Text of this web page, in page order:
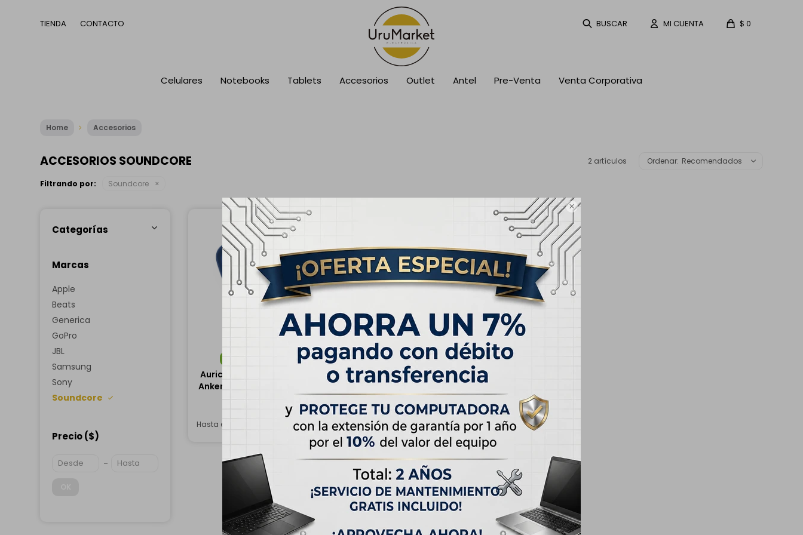

Celulares Notebooks Tablets Accesorios Outlet Antel Pre-Venta Venta Corporativa
$ 0
TIENDA CONTACTO
Home Accesorios
ACCESORIOS SOUNDCORE 2 artículos Recomendados
Filtrando por: Soundcore
Auriculares Inalámbricos
Anker Soundcore Liberty 5
139,00
Hasta en 12 cuotas de USD 11.59
ENVÍO GRATIS
Soundcore Boom V2
Altavoz Bluetooth Portátil
USD 140,00
Hasta en 12 cuotas deUSD 11.67
Categorías
Marcas
Apple
Beats
Generica
GoPro
JBL
Samsung
Sony
Soundcore
Precio($)